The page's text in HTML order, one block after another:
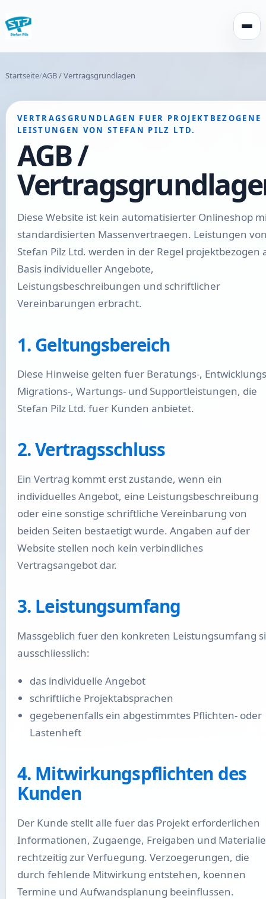
Startseite AGB / Vertragsgrundlagen
VERTRAGSGRUNDLAGEN FUER PROJEKTBEZOGENE
LEISTUNGEN VON STEFAN PILZ LTD.
AGB /
Diese Website ist kein automatisierter Onlineshop
standardisierten Massenvertraegen. Leistungen
Stefan Pilz Ltd. werden in der Regel projektbezogen
Basis individueller Angebote,
Leistungsbeschreibungen und schriftlicher
Vereinbarungen erbracht.
1. Geltungsbereich
Diese Hinweise gelten fuer Beratungs-,
Migrations-, Wartungs- und Supportleistungen, die
Stefan Pilz Ltd. fuer Kunden anbietet.
2. Vertragsschluss
Ein Vertrag kommt erst zustande, wenn ein
individuelles Angebot, eine Leistungsbeschreibung
oder eine sonstige schriftliche Vereinbarung von
beiden Seiten bestaetigt wurde. Angaben auf der
Website stellen noch kein verbindliches
Vertragsangebot dar.
3. Leistungsumfang
Massgeblich fuer den konkreten Leistungsumfang
ausschliesslich:
das individuelle Angebot
schriftliche Projektabsprachen
gegebenenfalls ein abgestimmtes Pflichten- oder
Lastenheft
4. Mitwirkungspflichten des
Kunden
Der Kunde stellt alle fuer das Projekt erforderlichen
Informationen, Zugaenge, Freigaben und
rechtzeitig zur Verfuegung. Verzoegerungen, die
durch fehlende Mitwirkung entstehen, koennen
Termine und Aufwandsplanung beeinflussen.